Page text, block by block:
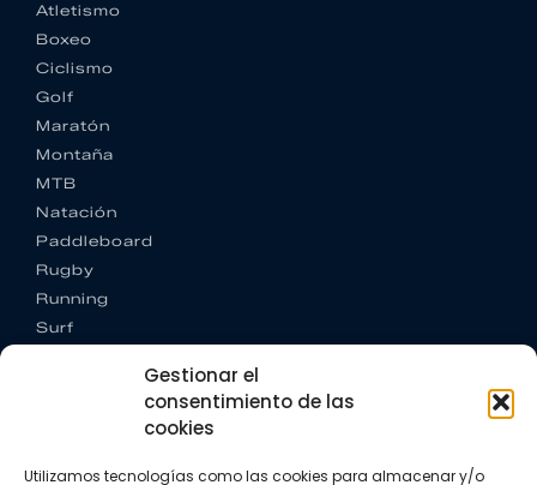
Gestionar el
consentimiento de las
cookies
Utilizamos tecnologías como las cookies para almacenar y/o
Atletismo
Boxeo
Ciclismo
Golf
Maratón
Montaña
MTB
Natación
Paddleboard
Rugby
Running
Surf
CONTACTO